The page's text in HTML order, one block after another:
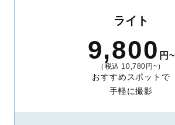
ライト
9,800 円~
（税込 10,780円~）
おすすめスポットで
手軽に撮影